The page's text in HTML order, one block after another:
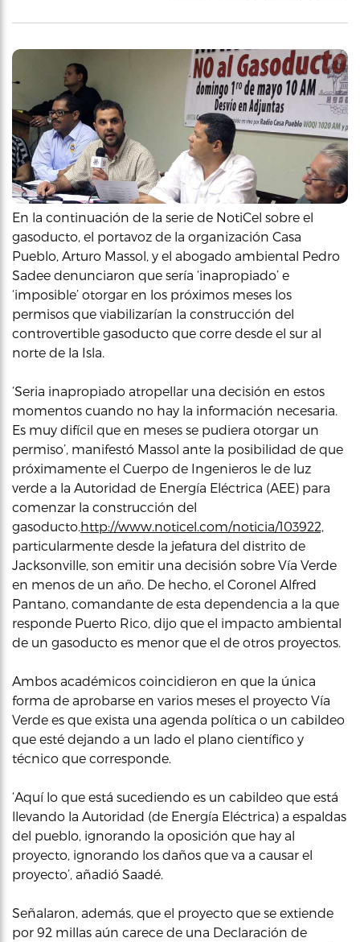
En la continuación de la serie de NotiCel sobre el
gasoducto, el portavoz de la organización Casa
Pueblo, Arturo Massol, y el abogado ambiental Pedro
Sadee denunciaron que sería ‘inapropiado’ e
‘imposible’ otorgar en los próximos meses los
permisos que viabilizarían la construcción del
controvertible gasoducto que corre desde el sur al
norte de la Isla.
‘Seria inapropiado atropellar una decisión en estos
momentos cuando no hay la información necesaria.
Es muy difícil que en meses se pudiera otorgar un
permiso’, manifestó Massol ante la posibilidad de que
próximamente el Cuerpo de Ingenieros le de luz
verde a la Autoridad de Energía Eléctrica (AEE) para
comenzar la construcción del
gasoducto. http://www.noticel.com/noticia/103922,
particularmente desde la jefatura del distrito de
Jacksonville, son emitir una decisión sobre Vía Verde
en menos de un año. De hecho, el Coronel Alfred
Pantano, comandante de esta dependencia a la que
responde Puerto Rico, dijo que el impacto ambiental
de un gasoducto es menor que el de otros proyectos.
Ambos académicos coincidieron en que la única
forma de aprobarse en varios meses el proyecto Vía
Verde es que exista una agenda política o un cabildeo
que esté dejando a un lado el plano científico y
técnico que corresponde.
‘Aquí lo que está sucediendo es un cabildeo que está
llevando la Autoridad (de Energía Eléctrica) a espaldas
del pueblo, ignorando la oposición que hay al
proyecto, ignorando los daños que va a causar el
proyecto’, añadió Saadé.
Señalaron, además, que el proyecto que se extiende
por 92 millas aún carece de una Declaración de